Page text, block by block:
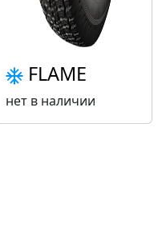
FLAME
нет в наличии